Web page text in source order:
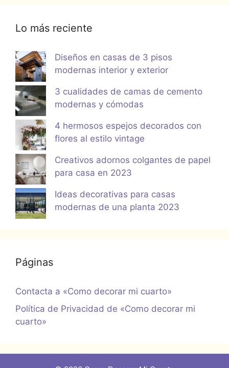
Lo más reciente
Diseños en casas de 3 pisos
modernas interior y exterior
3 cualidades de camas de cemento
modernas y cómodas
4 hermosos espejos decorados con
flores al estilo vintage
Creativos adornos colgantes de papel
para casa en 2023
Ideas decorativas para casas
modernas de una planta 2023
Páginas
Contacta a «Como decorar mi cuarto»
Política de Privacidad de «Como decorar mi
cuarto»